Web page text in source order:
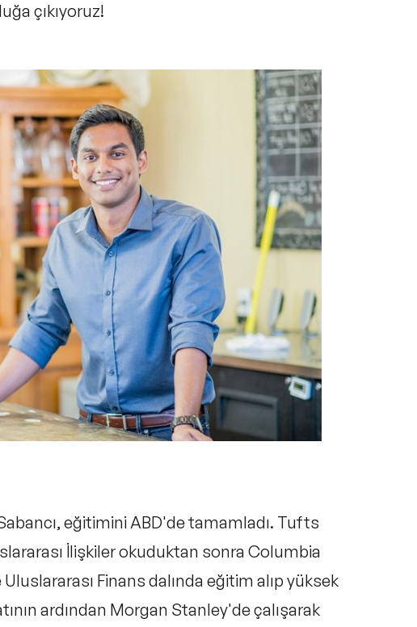
çıkıyoruz!
eğitimini ABD'de tamamladı. Tufts
İlişkiler okuduktan sonra Columbia
Finans dalında eğitim alıp yüksek
ardından Morgan Stanley'de çalışarak